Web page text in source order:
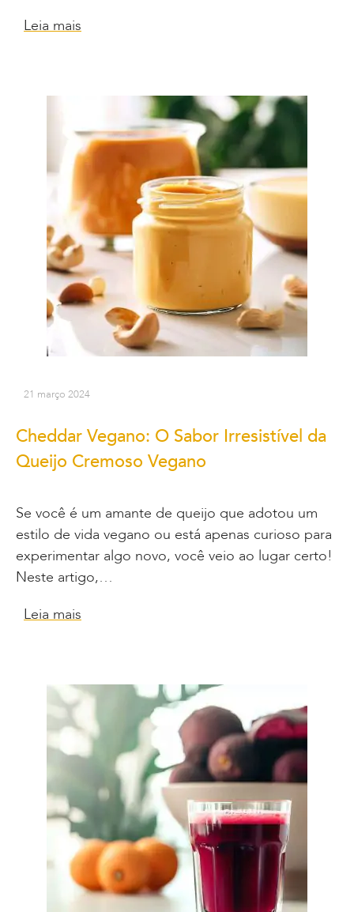
Leia mais
21 março 2024
Cheddar Vegano: O Sabor Irresistível da
Queijo Cremoso Vegano
Se você é um amante de queijo que adotou um
estilo de vida vegano ou está apenas curioso para
experimentar algo novo, você veio ao lugar certo!
Neste artigo,…
Leia mais